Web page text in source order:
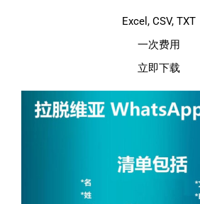
Excel, CSV, TXT
一次费用
立即下载